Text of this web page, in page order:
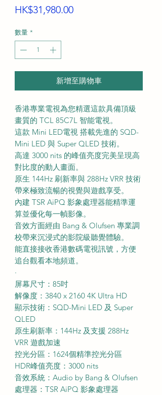
HK$31,980.00價
數量 *
新增至購物車
香港專業電視為您精選這款具備頂級
畫質的 TCL 85C7L 智能電視。
這款 Mini LED電視 搭載先進的 SQD-
Mini LED 與 Super QLED 技術。
高達 3000 nits 的峰值亮度完美呈現高
對比度的動人畫面。
原生 144Hz 刷新率與 288Hz VRR 技術
帶來極致流暢的視覺與遊戲享受。
內建 TSR AiPQ 影象處理器能精準運
算並優化每一幀影像。
音效方面經由 Bang & Olufsen 專業調
校帶來沉浸式的影院級聽覺體驗。
能直接接收香港數碼電視訊號，方便
追台觀看本地頻道。
·
屏幕尺寸：85吋
解像度：3840 x 2160 4K Ultra HD
顯示技術：SQD-Mini LED 及 Super
QLED
原生刷新率：144Hz 及支援 288Hz
VRR 遊戲加速
控光分區：1624個精準控光分區
HDR峰值亮度：3000 nits
音效系統：Audio by Bang & Olufsen
處理器：TSR AiPQ 影象處理器